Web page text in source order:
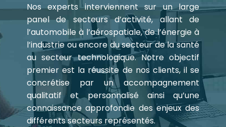
Nos experts interviennent sur un large
panel de secteurs d’activité, allant de
l’automobile à l’aérospatiale, de l’énergie à
l’industrie ou encore du secteur de la santé
au secteur technologique. Notre objectif
premier est la réussite de nos clients, il se
concrétise par un accompagnement
qualitatif et personnalisé ainsi qu’une
connaissance approfondie des enjeux des
différents secteurs représentés.